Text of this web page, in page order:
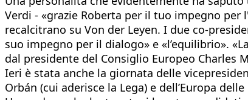
Verdi - «grazie Roberta per il tuo impegno per
recalcitrano su Von der Leyen. I due co-
suo impegno per il dialogo» e «l’equilibrio».
dal presidente del Consiglio Europeo Charles
Ieri è stata anche la giornata delle
Orbán (cui aderisce la Lega) e dell’Europa